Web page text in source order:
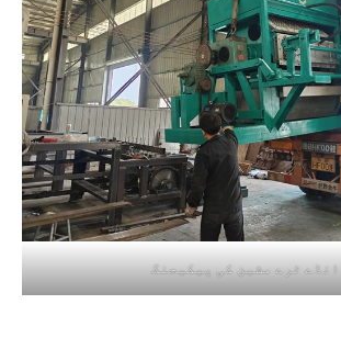
انڈے ٹرے مشین کی پیکیجنگ